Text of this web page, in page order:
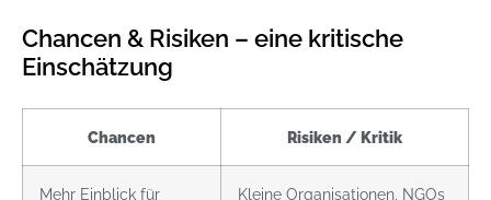
Chancen & Risiken – eine kritische
Einschätzung
Chancen Risiken / Kritik
Mehr Einblick für Kleine Organisationen, NGOs